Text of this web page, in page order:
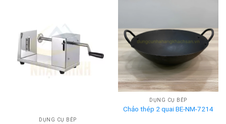
DỤNG CỤ BẾP
DỤNG CỤ BẾP
Chảo thép 2 quai BE-NM-7214